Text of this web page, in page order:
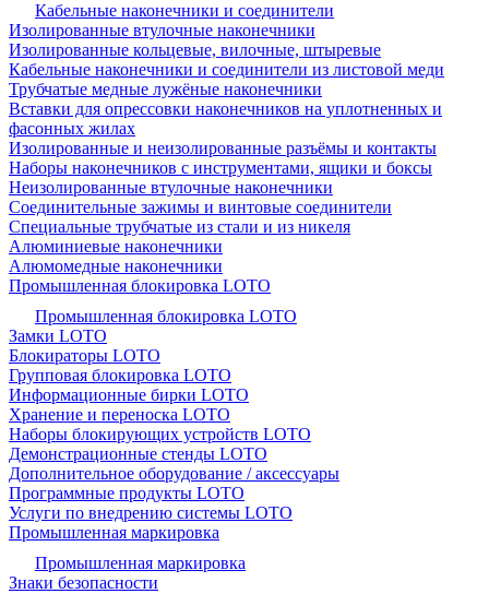
Кабельные наконечники и соединители
Изолированные втулочные наконечники
Изолированные кольцевые, вилочные, штыревые
Кабельные наконечники и соединители из листовой меди
Трубчатые медные лужёные наконечники
Вставки для опрессовки наконечников на уплотненных и
фасонных жилах
Изолированные и неизолированные разъёмы и контакты
Наборы наконечников с инструментами, ящики и боксы
Неизолированные втулочные наконечники
Соединительные зажимы и винтовые соединители
Специальные трубчатые из стали и из никеля
Алюминиевые наконечники
Алюмомедные наконечники
Промышленная блокировка LOTO
Промышленная блокировка LOTO
Замки LOTO
Блокираторы LOTO
Групповая блокировка LOTO
Информационные бирки LOTO
Хранение и переноска LOTO
Наборы блокирующих устройств LOTO
Демонстрационные стенды LOTO
Дополнительное оборудование / аксессуары
Программные продукты LOTO
Услуги по внедрению системы LOTO
Промышленная маркировка
Промышленная маркировка
Знаки безопасности